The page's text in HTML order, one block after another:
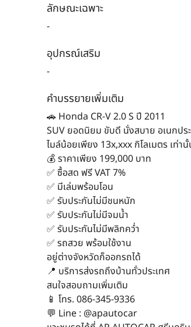
ลักษณะเฉพาะ
-
อุปกรณ์เสริม
-
คำบรรยายเพิ่มเติม
🚗 Honda CR-V 2.0 S ปี 2011
SUV ยอดนิยม ขับดี นั่งสบาย อเนกปร
ไมล์น้อยเพียง 13x,xxx กิโลเมตร เท่า
💰 ราคาเพียง 199,000 บาท
✅ ซื้อสด ฟรี VAT 7%
✅ มีเล่มพร้อมโอน
✅ รับประกันไม่มีชนหนัก
✅ รับประกันไม่มีจมน้ำ
✅ รับประกันไม่มีพลิกคว่ำ
✅ รถสวย พร้อมใช้งาน
อยู่ต่างจังหวัดก็ออกรถได้
📍 บริการส่งรถถึงบ้านทั่วประเทศ
สนใจสอบถามเพิ่มเติม
📱 โทร. 086-345-9336
💬 Line : @apautocar